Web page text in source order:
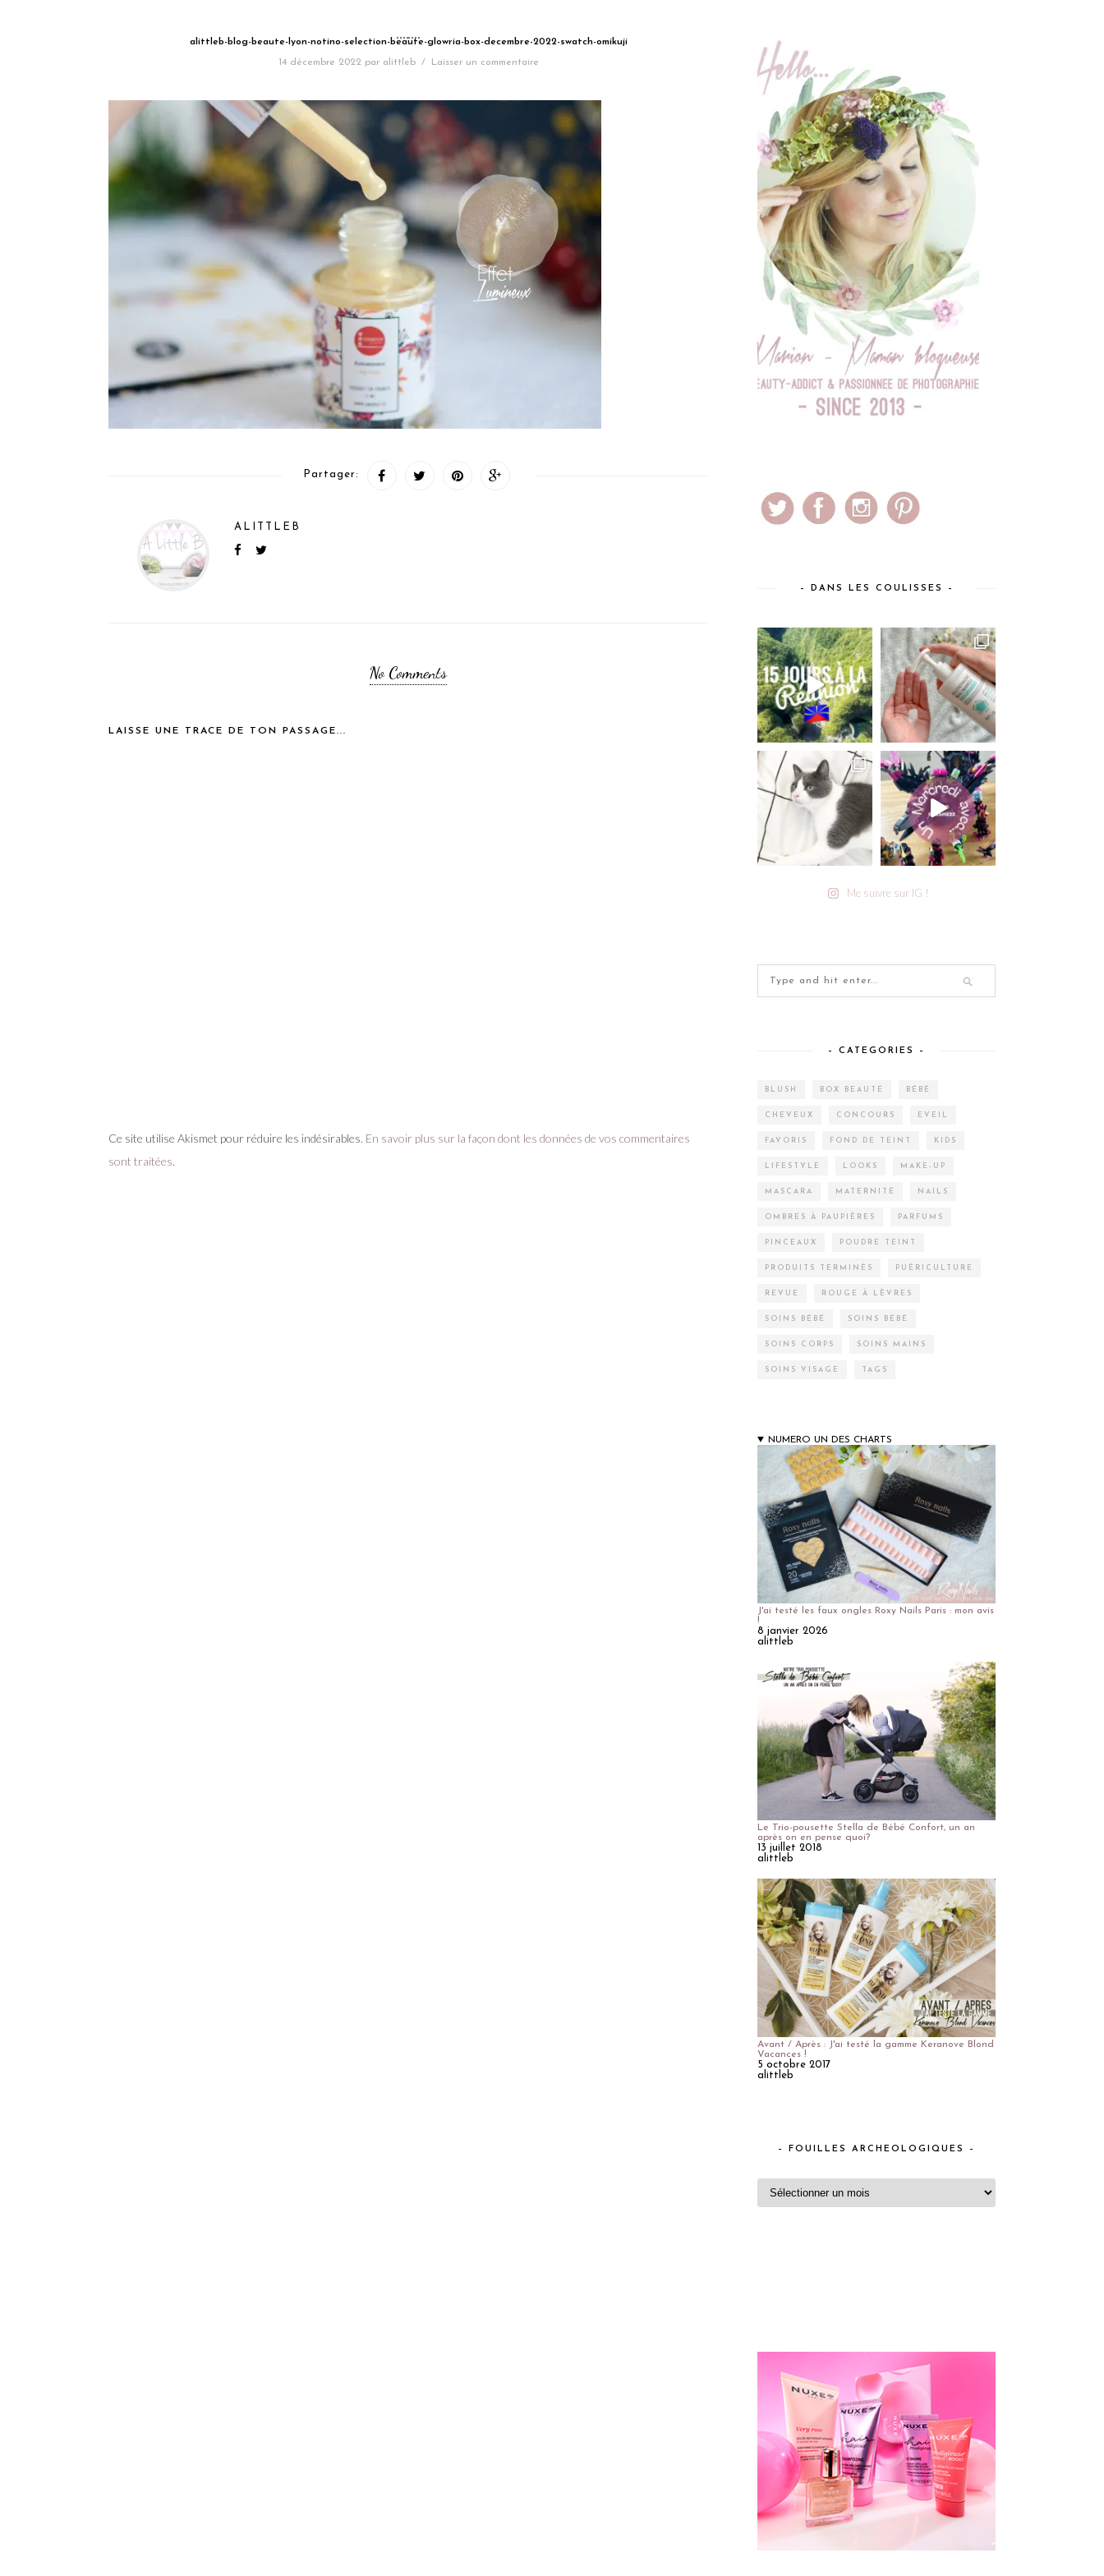
alittleb-blog-beaute-lyon-notino-selection-beaute-glowria-box-decembre-2022-swatch-omikuji
14 décembre 2022 par alittleb / Laisser un commentaire
Partager:
ALITTLEB
No Comments
LAISSE UNE TRACE DE TON PASSAGE...
Ce site utilise Akismet pour réduire les indésirables. En savoir plus sur la façon dont les données de vos commentaires
sont traitées.
– DANS LES COULISSES –
Me suivre sur IG !
– CATEGORIES –
BLUSH BOX BEAUTÉ BÉBÉ
CHEVEUX CONCOURS EVEIL
FAVORIS FOND DE TEINT KIDS
LIFESTYLE LOOKS MAKE-UP
MASCARA MATERNITÉ NAILS
OMBRES À PAUPIÈRES PARFUMS
PINCEAUX POUDRE TEINT
PRODUITS TERMINÉS PUÉRICULTURE
REVUE ROUGE À LÈVRES
SOINS BÉBÉ SOINS BÉBÉ
SOINS CORPS SOINS MAINS
SOINS VISAGE TAGS
NUMERO UN DES CHARTS
J'ai testé les faux ongles Roxy Nails Paris : mon avis
!
8 janvier 2026
alittleb
Le Trio-pousette Stella de Bébé Confort, un an
après on en pense quoi?
13 juillet 2018
alittleb
Avant / Après : J'ai testé la gamme Keranove Blond
Vacances !
5 octobre 2017
alittleb
– FOUILLES ARCHEOLOGIQUES –